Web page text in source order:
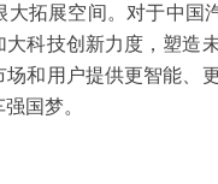
拓展空间。对于中国
科技创新力度，塑造
和用户提供更智能、
国梦。